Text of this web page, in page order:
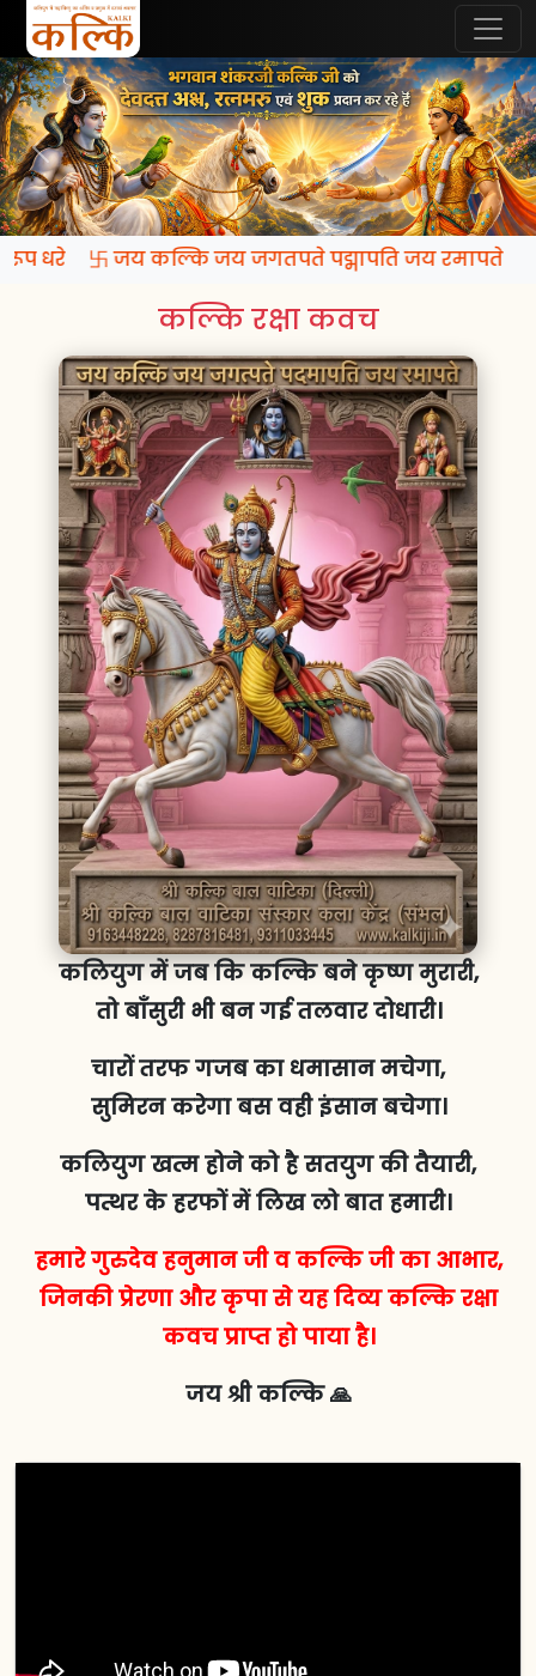
धरे 卐 जय कल्कि जय जगतपते पद्मापति जय रमापते
कल्कि रक्षा कवच
कलियुग में जब कि कल्कि बने कृष्ण मुरारी,
तो बाँसुरी भी बन गई तलवार दोधारी।
चारों तरफ गजब का धमासान मचेगा,
सुमिरन करेगा बस वही इंसान बचेगा।
कलियुग खत्म होने को है सतयुग की तैयारी,
पत्थर के हरफों में लिख लो बात हमारी।
हमारे गुरुदेव हनुमान जी व कल्कि जी का आभार,
जिनकी प्रेरणा और कृपा से यह दिव्य कल्कि रक्षा
कवच प्राप्त हो पाया है।
जय श्री कल्कि 🙏